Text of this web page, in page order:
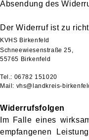
Absendung des
Der Widerruf ist zu
KVHS Birkenfeld
Schneewiesenstraße 25,
55765 Birkenfeld
Tel.: 06782 151020
Mail: vhs@landkreis-
Widerrufsfolgen
Im Falle eines
empfangenen